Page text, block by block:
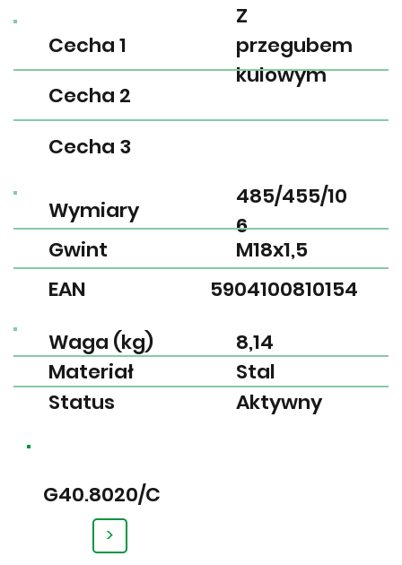
G40.8020/C
>
EAN
Gwint
Wymiary
5904100810154
M18x1,5
485/455/10
6
Waga (kg)
Materiał
Status
8,14
Stal
Aktywny
Cecha 1
Cecha 2
Cecha 3
Z
przegubem
kulowym